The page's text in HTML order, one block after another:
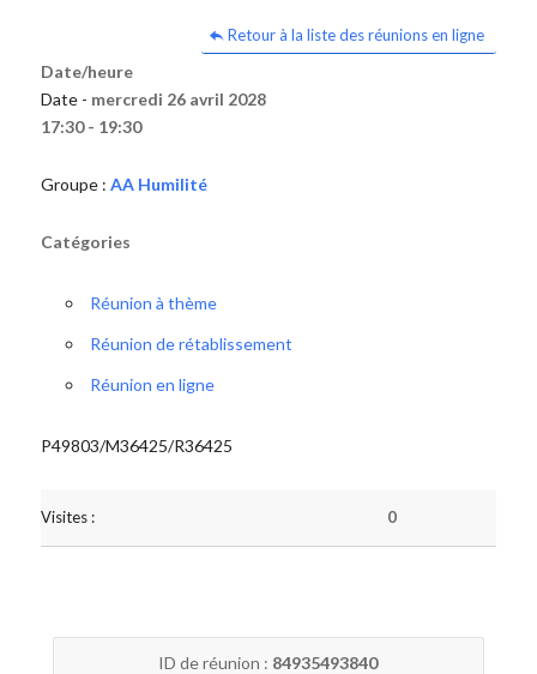
Retour à la liste des réunions en ligne
Date/heure
Date - mercredi 26 avril 2028
17:30 - 19:30
Groupe : AA Humilité
Catégories
Réunion à thème
Réunion de rétablissement
Réunion en ligne
P49803/M36425/R36425
Visites : 0
ID de réunion : 84935493840